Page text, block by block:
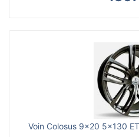
Voin Colosus 9x20 5x130